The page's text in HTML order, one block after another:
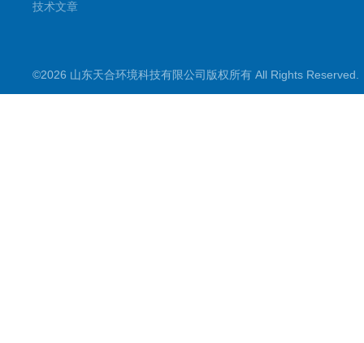
技术文章
©2026 山东天合环境科技有限公司版权所有 All Rights